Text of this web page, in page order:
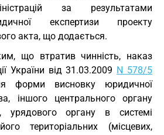
за результатами
експертизи проекту
акта, що додається.
що втратив чинність, наказ
України від 31.03.2009 N 578/5
форми висновку юридичної
іншого центрального органу
урядового органу в системі
територіальних (місцевих,